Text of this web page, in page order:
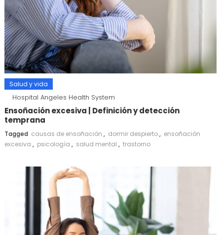
Salud y vida
Hospital Angeles Health System
Ensoñación excesiva | Definición y detección
temprana
Tagged causas de ensoñación , dormir despierto, ensoñación
excesiva , psicología , salud mental , trastorno